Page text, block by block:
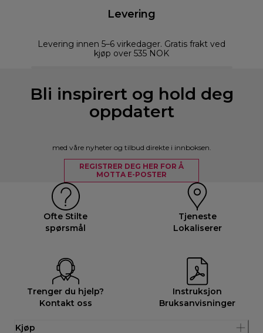
Levering
Levering innen 5–6 virkedager. Gratis frakt ved
kjøp over 535 NOK
Bli inspirert og hold deg
oppdatert
med våre nyheter og tilbud direkte i innboksen.
REGISTRER DEG HER FOR Å
MOTTA E-POSTER
Ofte Stilte
spørsmål
Tjeneste
Lokaliserer
Trenger du hjelp?
Kontakt oss
Instruksjon
Bruksanvisninger
Kjøp